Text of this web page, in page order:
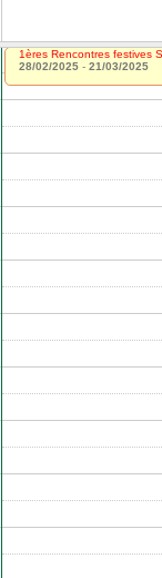
1ères Rencontres festives
28/02/2025 - 21/03/2025